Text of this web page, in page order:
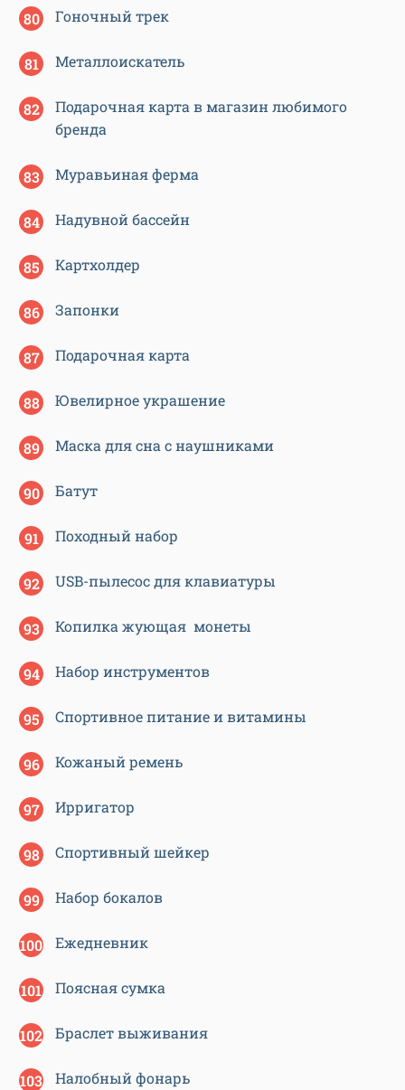
Гоночный трек
Металлоискатель
Подарочная карта в магазин любимого
бренда
Муравьиная ферма
Надувной бассейн
Картхолдер
Запонки
Подарочная карта
Ювелирное украшение
Маска для сна с наушниками
Батут
Походный набор
USB-пылесос для клавиатуры
Копилка жующая монеты
Набор инструментов
Спортивное питание и витамины
Кожаный ремень
Ирригатор
Спортивный шейкер
Набор бокалов
Ежедневник
Поясная сумка
Браслет выживания
Налобный фонарь